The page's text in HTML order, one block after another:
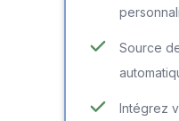
Source
Intégrez